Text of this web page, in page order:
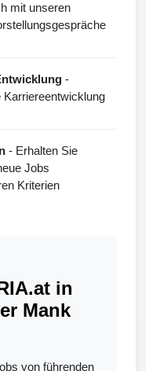
mit unseren
-
Karriereentwicklung
- Erhalten Sie
Jobs
Kriterien
in
Mank
von führenden